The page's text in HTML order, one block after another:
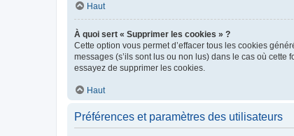
Haut
À quoi sert « Supprimer les cookies » ?
Cette option vous permet d’effacer tous les cookies
messages (s’ils sont lus ou non lus) dans le cas où
essayez de supprimer les cookies.
Haut
Préférences et paramètres des utilisateurs